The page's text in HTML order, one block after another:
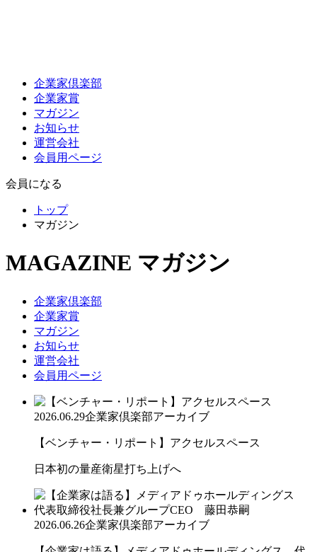
企業家倶楽部
企業家賞
マガジン
お知らせ
運営会社
会員用ページ
会員になる
トップ
マガジン
MAGAZINE マガジン
企業家倶楽部
企業家賞
マガジン
お知らせ
運営会社
会員用ページ
2026.06.29企業家倶楽部アーカイブ
【ベンチャー・リポート】アクセルスペース
日本初の量産衛星打ち上げへ
2026.06.26企業家倶楽部アーカイブ